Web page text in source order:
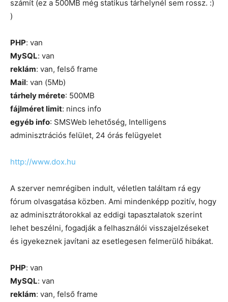
számít (ez a 500MB még statikus tárhelynél sem rossz. :)
)
PHP: van
MySQL: van
reklám: van, felső frame
Mail: van (5Mb)
tárhely mérete: 500MB
fájlméret limit: nincs info
egyéb info: SMSWeb lehetőség, Intelligens
adminisztrációs felület, 24 órás felügyelet
http://www.dox.hu
A szerver nemrégiben indult, véletlen találtam rá egy
fórum olvasgatása közben. Ami mindenképp pozitív, hogy
az adminisztrátorokkal az eddigi tapasztalatok szerint
lehet beszélni, fogadják a felhasználói visszajelzéseket
és igyekeznek javítani az esetlegesen felmerülő hibákat.
PHP: van
MySQL: van
reklám: van, felső frame